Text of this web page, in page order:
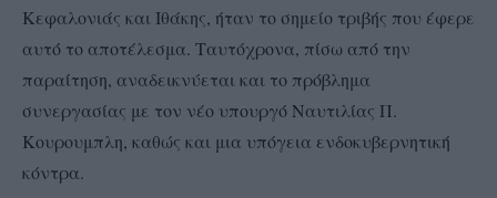
Κεφαλονιάς και Ιθάκης, ήταν το σημείο τριβής που έφερε
αυτό το αποτέλεσμα. Ταυτόχρονα, πίσω από την
παραίτηση, αναδεικνύεται και το πρόβλημα
συνεργασίας με τον νέο υπουργό Ναυτιλίας Π.
Κουρουμπλη, καθώς και μια υπόγεια ενδοκυβερνητική
κόντρα.